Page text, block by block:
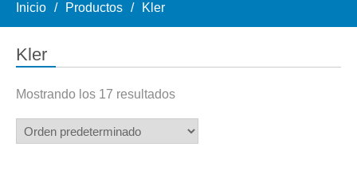
Inicio Productos Kler
Kler
Mostrando los 17 resultados